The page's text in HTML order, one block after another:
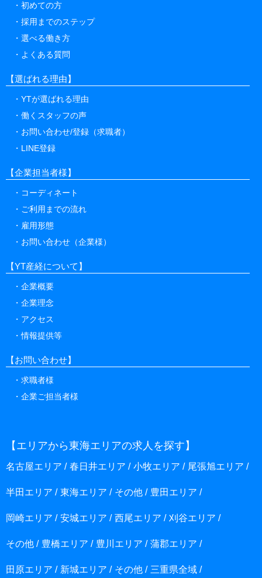
初めての方
採用までのステップ
選べる働き方
よくある質問
【選ばれる理由】
YTが選ばれる理由
働くスタッフの声
お問い合わせ/登録（求職者）
LINE登録
【企業担当者様】
コーディネート
ご利用までの流れ
雇用形態
お問い合わせ（企業様）
【YT産経について】
企業概要
企業理念
アクセス
情報提供等
【お問い合わせ】
求職者様
企業ご担当者様
【エリアから東海エリアの求人を探す】
名古屋エリア 春日井エリア 小牧エリア 尾張旭エリア
半田エリア 東海エリア その他 豊田エリア
岡崎エリア 安城エリア 西尾エリア 刈谷エリア
その他 豊橋エリア 豊川エリア 蒲郡エリア
田原エリア 新城エリア その他 三重県全域